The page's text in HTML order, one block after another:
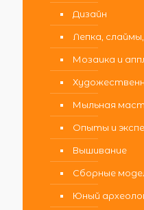
Дизайн
Лепка,
Мозаика и
Мыльная
Опыты и
Вышивание
Сборные
Юный